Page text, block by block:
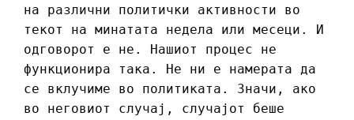
на различни политички активности во
текот на минатата недела или месеци. И
одговорот е не. Нашиот процес не
функционира така. Не ни е намерата да
се вклучиме во политиката. Значи, ако
во неговиот случај, случајот беше